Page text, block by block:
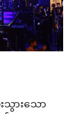
သွားသော